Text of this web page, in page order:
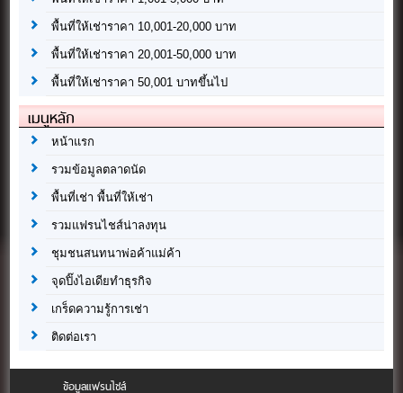
พื้นที่ให้เช่าราคา 10,001-20,000 บาท
พื้นที่ให้เช่าราคา 20,001-50,000 บาท
พื้นที่ให้เช่าราคา 50,001 บาทขึ้นไป
เมนูหลัก
หน้าแรก
รวมข้อมูลตลาดนัด
พื้นที่เช่า พื้นที่ให้เช่า
รวมแฟรนไชส์น่าลงทุน
ชุมชนสนทนาพ่อค้าแม่ค้า
จุดปิ๊งไอเดียทำธุรกิจ
เกร็ดความรู้การเช่า
ติดต่อเรา
ข้อมูลแฟรนไชส์